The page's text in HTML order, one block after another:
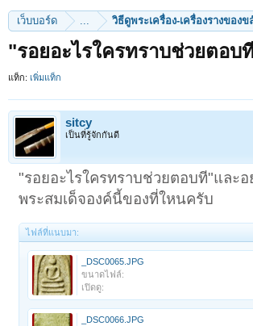
เว็บบอร์ด ... วิธีดูพระเครื่อง-เครื่องรางของข
"รอยอะไรใครทราบช่วยตอบ
แท็ก: เพิ่มแท็ก
sitcy
เป็นที่รู้จักกันดี
"รอยอะไรใครทราบช่วยตอบที"และอ
พระสมเด็จองค์นี้ของที่ใหนครับ
ไฟล์ที่แนบมา:
_DSC0065.JPG
ขนาดไฟล์:
เปิดดู:
_DSC0066.JPG